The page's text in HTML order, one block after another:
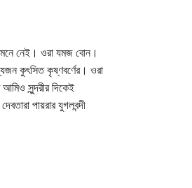
নেই। ওরা যমজ বোন।
কুৎসিত কৃষ্ণবর্ণের। ওরা
সুন্দরীর দিকেই
পায়রার যুগলবন্দী